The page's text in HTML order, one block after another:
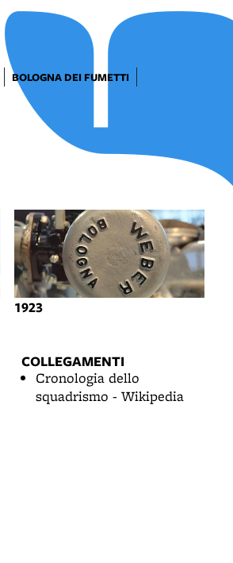
BOLOGNA DEI FUMETTI
1923
COLLEGAMENTI
Cronologia dello
squadrismo - Wikipedia